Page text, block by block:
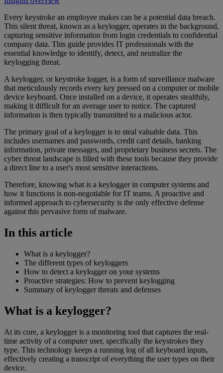
Every keystroke an employee makes can be a potential data breach.
This silent threat, known as a keylogger, operates in the background,
capturing sensitive information from login credentials to confidential
company data. This guide provides IT professionals with the
essential knowledge to identify, detect, and neutralize the
keylogging threat.
A keylogger, or keystroke logger, is a form of surveillance malware
that meticulously records every key pressed on a computer or mobile
device keyboard. Once installed on a device, it operates stealthily,
making it difficult for an average user to notice. The captured
information is then typically transmitted to a malicious actor.
The primary goal of a keylogger is to steal valuable data. This
includes usernames and passwords, credit card details, banking
information, private messages, and proprietary business secrets. The
cyber threat landscape is filled with these tools because they provide
a direct line to a user's most sensitive interactions.
Therefore, knowing what is a keylogger in computer systems and
how it functions is non-negotiable for IT teams. A proactive and
informed approach to cybersecurity is the only effective defense
against this pervasive form of malware.
In this article
What is a keylogger?
The different types of keyloggers
How to detect a keylogger on your systems
Proactive strategies: How to prevent keylogging
Summary of keylogger threats and defenses
What is a keylogger?
At its core, a keylogger is a monitoring tool that captures the real-
time activity of a computer user, specifically the keystrokes they
type. This technology keeps a running log of all keyboard inputs,
effectively creating a transcript of everything the user types on their
device.